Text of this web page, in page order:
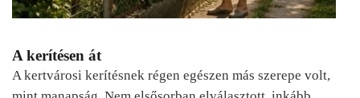
A kerítésen át
A kertvárosi kerítésnek régen egészen más szerepe volt,